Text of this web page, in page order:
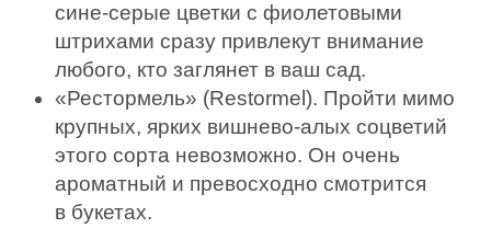
сине-серые цветки с фиолетовыми
штрихами сразу привлекут внимание
любого, кто заглянет в ваш сад.
«Рестормель» (Restormel). Пройти мимо
крупных, ярких вишнево-алых соцветий
этого сорта невозможно. Он очень
ароматный и превосходно смотрится
в букетах.